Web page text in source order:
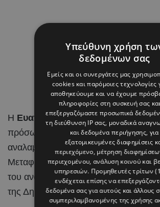
Η Ευανθία – Εύη Τσολάκηείναι
πρόσωπα που εισέρχονται στο
αναλαμβάνοντας την ηγεσία του
Μεταφορών, Επικοινωνιών και
του ανασχηματισμού που
της Δημοκρατίας,Νίκος
Υπεύθυνη χρήση
δεδομένων σας
Εμείς και οι συνεργάτες μας
cookies και παρόμοιες τεχνολογίες
αποθηκεύουμε και να έχουμε
πληροφορίες στη συσκευή σας
επεξεργαζόμαστε προσωπικά
τη διεύθυνση IP σας, μοναδικά
και δεδομένα περιήγησης, για
εξατομικευμένες διαφημίσεις
περιεχόμενο, μέτρηση
περιεχομένου, ανάλυση κοινού και
υπηρεσιών. Προμηθευτές τρίτων
ενδέχεται επίσης να
δεδομένα σας για αυτούς και άλλους
συμπεριλαμβανομένης της χρήσης